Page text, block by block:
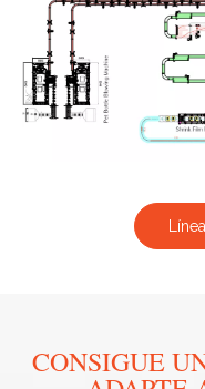
CONSIGUE